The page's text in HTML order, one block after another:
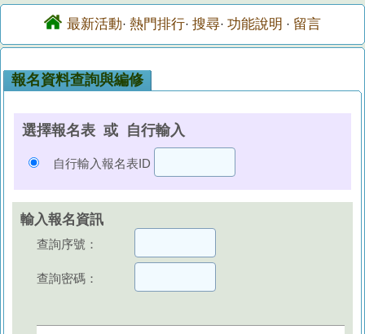
最新活動· 熱門排行· 搜尋· 功能說明 · 留言
報名資料查詢與編修
選擇報名表 或 自行輸入
自行輸入報名表ID
輸入報名資訊
查詢序號：
查詢密碼：